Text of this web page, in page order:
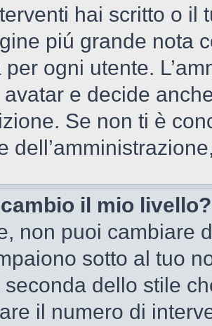
hai scritto o il
piú grande nota
per ogni utente.
e decide
Se non ti è
il mio livello?
non puoi cambiare
sotto al tuo
seconda dello stile
il numero di